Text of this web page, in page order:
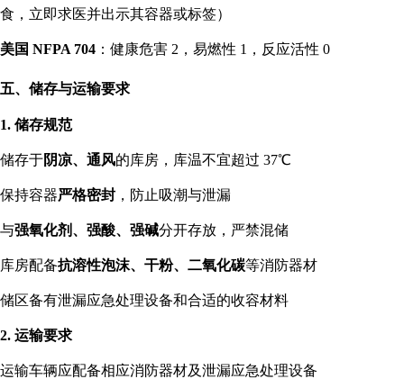
食，立即求医并出示其容器或标签）
美国 NFPA 704 ：健康危害 2，易燃性 1，反应活性 0
五、储存与运输要求
1. 储存规范
储存于阴凉、通风的库房，库温不宜超过 37℃
保持容器严格密封 ，防止吸潮与泄漏
与强氧化剂、强酸、强碱分开存放，严禁混储
库房配备抗溶性泡沫、干粉、二氧化碳等消防器材
储区备有泄漏应急处理设备和合适的收容材料
2. 运输要求
运输车辆应配备相应消防器材及泄漏应急处理设备